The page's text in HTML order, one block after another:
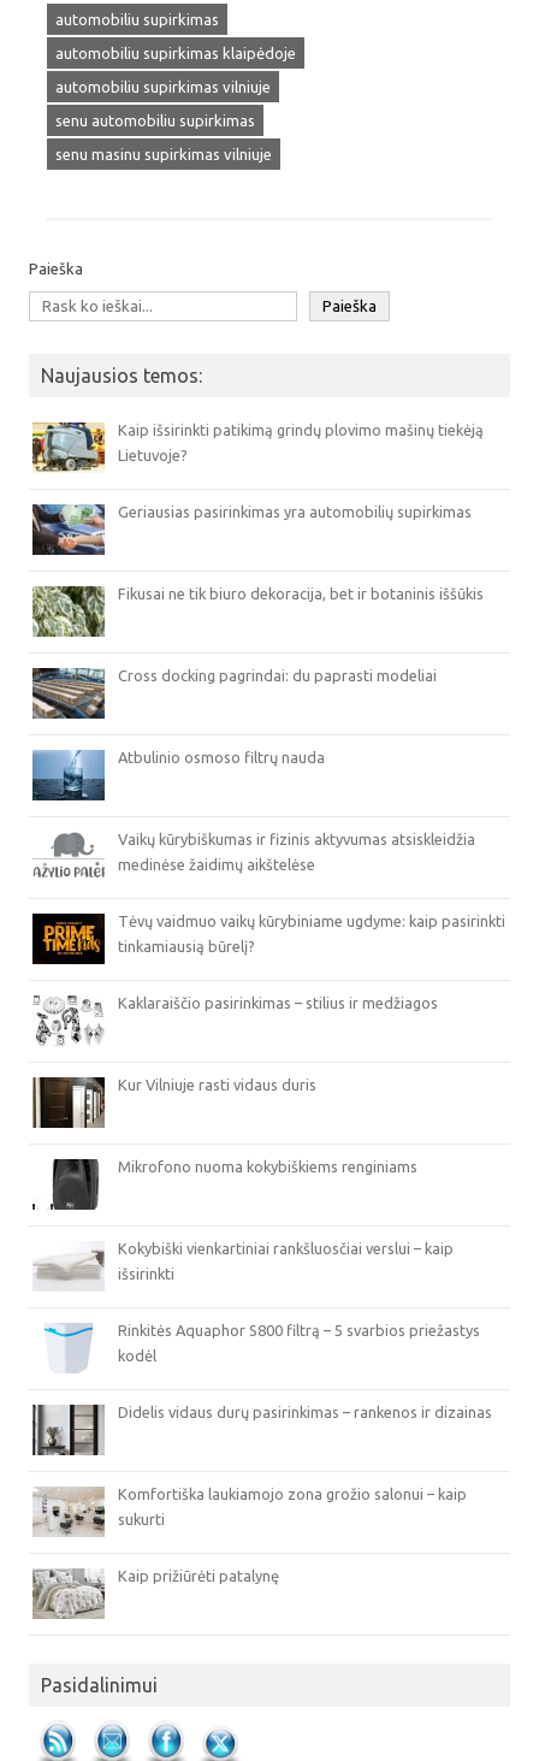
automobiliu supirkimas
automobiliu supirkimas klaipėdoje
automobiliu supirkimas vilniuje
senu automobiliu supirkimas
senu masinu supirkimas vilniuje
Paieška
Paieška
Naujausios temos:
Kaip išsirinkti patikimą grindų plovimo mašinų tiekėją
Lietuvoje?
Geriausias pasirinkimas yra automobilių supirkimas
Fikusai ne tik biuro dekoracija, bet ir botaninis iššūkis
Cross docking pagrindai: du paprasti modeliai
Atbulinio osmoso filtrų nauda
Vaikų kūrybiškumas ir fizinis aktyvumas atsiskleidžia
medinėse žaidimų aikštelėse
Tėvų vaidmuo vaikų kūrybiniame ugdyme: kaip pasirinkti
tinkamiausią būrelį?
Kaklaraiščio pasirinkimas – stilius ir medžiagos
Kur Vilniuje rasti vidaus duris
Mikrofono nuoma kokybiškiems renginiams
Kokybiški vienkartiniai rankšluosčiai verslui – kaip
išsirinkti
Rinkitės Aquaphor S800 filtrą – 5 svarbios priežastys
kodėl
Didelis vidaus durų pasirinkimas – rankenos ir dizainas
Komfortiška laukiamojo zona grožio salonui – kaip
sukurti
Kaip prižiūrėti patalynę
Pasidalinimui